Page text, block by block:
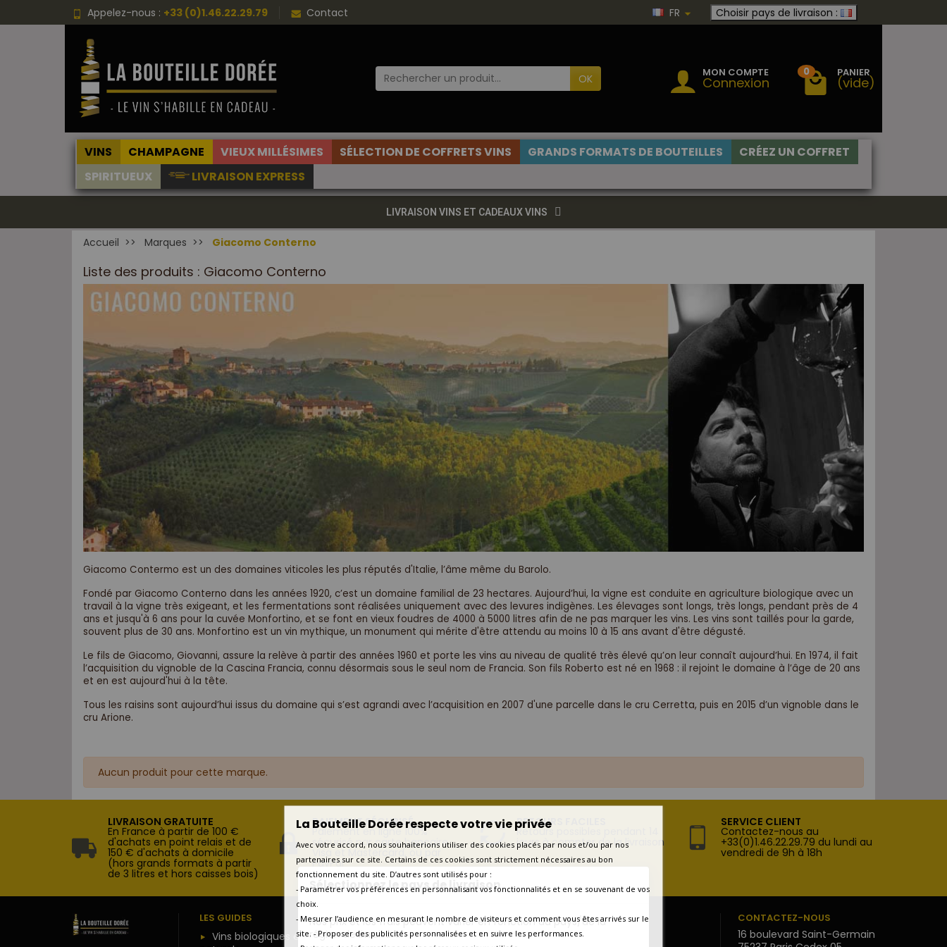
Sélectionnez le pays de livraison
Nos prix et les frais peuvent varier en fonction du pays/de la
région de livraison.
Appelez-nous : +33 (0)1.46.22.29.79 Contact FR Choisir pays de livraison :
OK MON COMPTE
Connexion
0 PANIER
(vide)
VINS CHAMPAGNE VIEUX MILLÉSIMES SÉLECTION DE COFFRETS VINS GRANDS FORMATS DE BOUTEILLES
CRÉEZ UN COFFRET
SPIRITUEUX
LIVRAISON EXPRESS
LIVRAISON VINS ET CADEAUX VINS
Accueil Marques Giacomo Conterno
Liste des produits : Giacomo Conterno
Giacomo Contermo est un des domaines viticoles les plus réputés d'Italie, l’âme même du Barolo.
Fondé par Giacomo Conterno dans les années 1920, c’est un domaine familial de 23 hectares. Aujourd’hui, la vigne est conduite en agriculture biologique avec un
travail à la vigne très exigeant, et les fermentations sont réalisées uniquement avec des levures indigènes. Les élevages sont longs, très longs, pendant près de 4
ans et jusqu'à 6 ans pour la cuvée Monfortino, et se font en vieux foudres de 4000 à 5000 litres afin de ne pas marquer les vins. Les vins sont taillés pour la garde,
souvent plus de 30 ans. Monfortino est un vin mythique, un monument qui mérite d'être attendu au moins 10 à 15 ans avant d'être dégusté.
Le fils de Giacomo, Giovanni, assure la relève à partir des années 1960 et porte les vins au niveau de qualité très élevé qu’on leur connaît aujourd’hui. En 1974, il fait
l’acquisition du vignoble de la Cascina Francia, connu désormais sous le seul nom de Francia. Son fils Roberto est né en 1968 : il rejoint le domaine à l’âge de 20 ans
et en est aujourd'hui à la tête.
Tous les raisins sont aujourd’hui issus du domaine qui s’est agrandi avec l’acquisition en 2007 d'une parcelle dans le cru Cerretta, puis en 2015 d’un vignoble dans le
cru Arione.
Aucun produit pour cette marque.
LIVRAISON GRATUITE
En France à partir de 100 €
d'achats en point relais et de
150 € d'achats à domicile
(hors grands formats à partir
de 3 litres et hors caisses bois)
PAIEMENT SÉCURISÉ
Paiement en ligne 100%
sécurisé par carte bancaire
Visa et Mastercard, ou par
PayPal
RETOURS FACILES
Retours possibles pendant 14
jours à compter de la livraison
SERVICE CLIENT
Contactez-nous au
+33(0)1.46.22.29.79 du lundi au
vendredi de 9h à 18h
LES GUIDES
Vins biologiques et
LA BOUTEILLE DORÉE
Avis Clients
VOTRE COMPTE
Informations
CONTACTEZ-NOUS
16 boulevard Saint-Germain
La Bouteille Dorée respecte votre vie privée
Avec votre accord, nous souhaiterions utiliser des cookies placés par nous et/ou par nos
partenaires sur ce site. Certains de ces cookies sont strictement nécessaires au bon
fonctionnement du site. D’autres sont utilisés pour :
- Paramétrer vos préférences en personnalisant vos fonctionnalités et en se souvenant de vos
choix.
- Mesurer l’audience en mesurant le nombre de visiteurs et comment vous êtes arrivés sur le
site. - Proposer des publicités personnalisées et en suivre les performances.